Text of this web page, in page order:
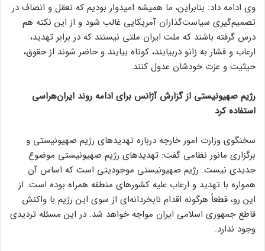
وی ادامه داد: بنابراین، ما همیشه امیدوار بودیم که تعقل و انصاف در
تصمیم‌گیری سیاست‌گذاران آمریکایی غالب شود و از این نکته هم
درس گرفته باشند که ملت ایران ملتی نیستند که در برابر تهدید،
ارعاب و فشار به زانو دربیایند، کوتاه بیایند و حاضر شوند از حقوق،
حیثیت و عزت خودشان عدول کنند.
رژیم صهیونیستی از گزارش آژانس برای ادامه روند ایران‌هراسی
استفاده کرد
سخنگوی وزارت امور خارجه درباره تهدیدهای رژیم صهیونیستی و
برگزاری مانور نظامی گفت: تهدیدهای رژیم صهیونیستی موضوع
جدیدی نیست. رژیم صهیونیستی موجودیتی است که اساس آن
همواره با تهدید و ارعاب علیه کشورهای منطقه همراه بوده است. از
این رو، قطعاً هرگونه اقدام نابخردانه‌ای از سوی این رژیم با واکنش
قاطع جمهوری اسلامی ایران مواجه خواهد شد. در این مسئله تردیدی
وجود ندارد.